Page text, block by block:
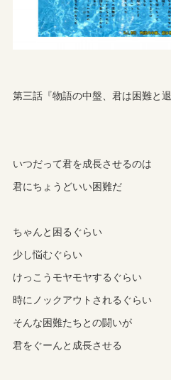
第三話『物語の中盤、君は困難と退
いつだって君を成長させるのは
君にちょうどいい困難だ
ちゃんと困るぐらい
少し悩むぐらい
けっこうモヤモヤするぐらい
時にノックアウトされるぐらい
そんな困難たちとの闘いが
君をぐーんと成長させる